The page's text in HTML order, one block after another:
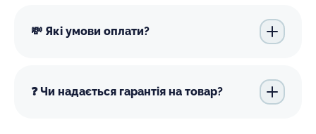
💸 Які умови оплати?
❓ Чи надається гарантія на товар?